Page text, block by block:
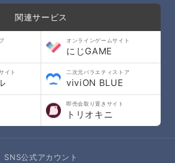
関連サービス
オンラインゲームサイト
にじGAME
イト 二次元バラエティストア
viviON BLUE
即売会取り置きサイト
トリオキニ
SNS公式アカウント